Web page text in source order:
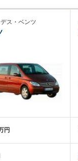
ス・ベンツ
円